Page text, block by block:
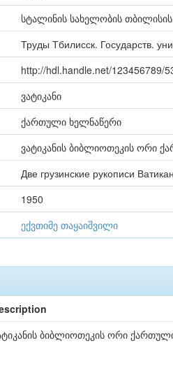
სტალინის სახელობის თბილისის
Труды Тбилисск. Государств.
http://hdl.handle.net/123456789/
ვატიკანი
ქართული ხელნაწერი
ვატიკანის ბიბლიოთეკის ორი
Две грузинские рукописи
1950
ექვთიმე თაყაიშვილი
ბიბლიოთეკის ორი